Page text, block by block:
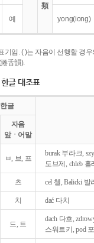
類
예 yong(iong)
기임. ( )는 자음이 선행할 경
舌韻).
글 대조표
한글
자음
앞ㆍ어말
ㅂ, 브, 프
burak 부라크,
도브제, chleb 흘
츠 cel 첼, Balicki 발
치 dać 다치
드, 트
dach 다흐,
스워트키, pod